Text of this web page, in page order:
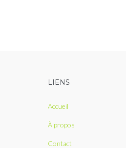
LIENS
Accueil
À propos
Contact